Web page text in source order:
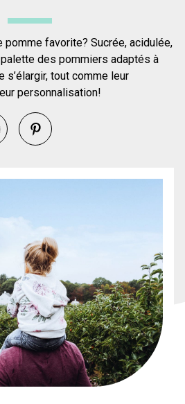
pomme favorite? Sucrée, acidulée,
des pommiers adaptés à
tout comme leur
personnalisation!